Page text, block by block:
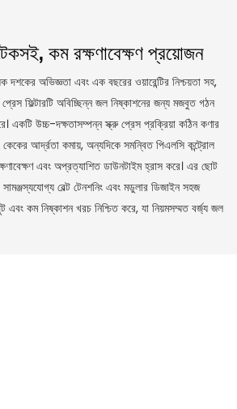
কম রক্ষণাবেক্ষণ প্রয়োজন
দশকের অভিজ্ঞতা এবং এক বছরের ওয়ারেন্টির নিশ্চয়তা সহ,
প্রেস ফিল্টারটি অবিচ্ছিন্ন জল নিষ্কাশনের জন্য মজবুত গঠন
একটি উচ্চ-দক্ষতাসম্পন্ন স্ক্রু প্রেস প্রক্রিয়া কঠিন কণার
আর্দ্রতা কমায়, অন্যদিকে সমন্বিত পিএলসি কন্ট্রোল
এবং অপ্রত্যাশিত ডাউনটাইম হ্রাস করে। এর ছোট
বেল্ট টেনশনিং এবং মডুলার ডিজাইন সহজ
এবং কম নিষ্কাশন খরচ নিশ্চিত করে, যা নিয়মসম্মত বর্জ্য জল